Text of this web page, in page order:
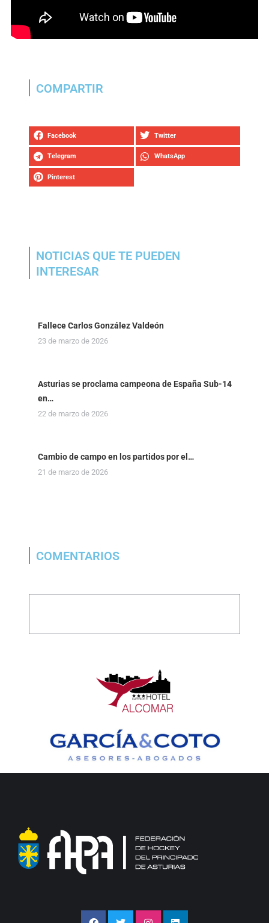
COMPARTIR
Facebook Twitter
Telegram WhatsApp
Pinterest
NOTICIAS QUE TE PUEDEN
INTERESAR
Fallece Carlos González Valdeón
23 de marzo de 2026
Asturias se proclama campeona de España Sub-14
en…
22 de marzo de 2026
Cambio de campo en los partidos por el…
21 de marzo de 2026
COMENTARIOS